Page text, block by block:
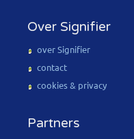
Over Signifier
over Signifier
contact
cookies & privacy
Partners